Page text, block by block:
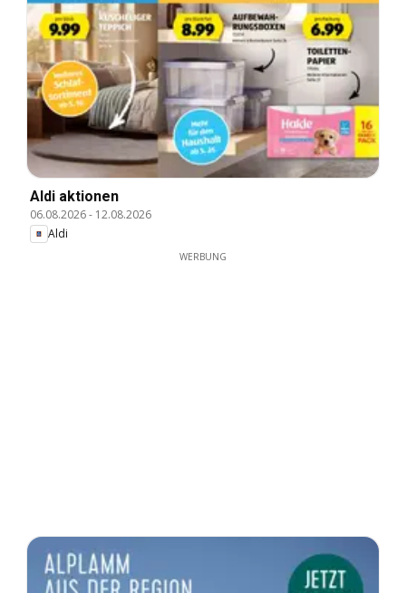
Aldi aktionen
06.08.2026- 12.08.2026
Aldi
WERBUNG